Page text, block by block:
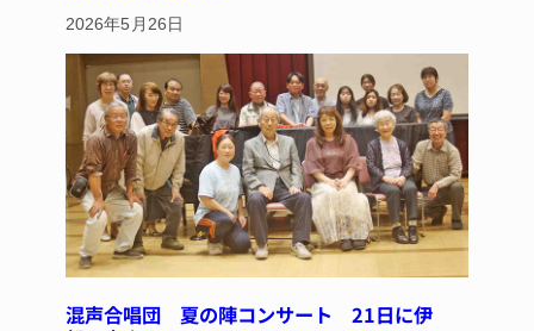
2026年5月26日
混声合唱団 夏の陣コンサート 21日に伊